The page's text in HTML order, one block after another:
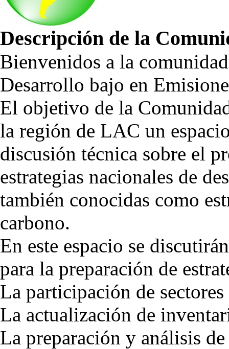
Descripción de la
Bienvenidos a la
Desarrollo bajo en
El objetivo de la
la región de LAC un
discusión técnica sobre el
estrategias nacionales de
también conocidas como
carbono.
En este espacio se
para la preparación de
La participación de
La actualización de
La preparación y análisis